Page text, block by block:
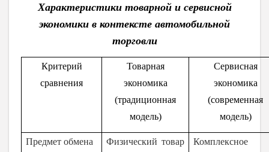
Характеристики товарной и сервисной
экономики в контексте автомобильной
торговли
Критерий
сравнения
Товарная
экономика
(традиционная
модель)
Сервисная
экономика
(современная
модель)
Предмет обмена
Физический товар
Комплексное